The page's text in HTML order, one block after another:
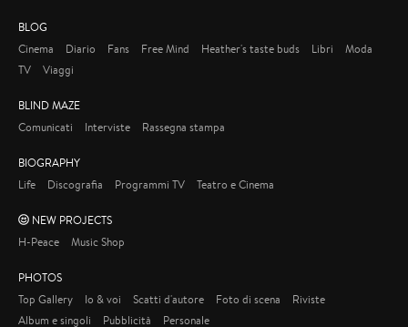
BLOG
Cinema
Diario Fans Free Mind Heather's taste buds Libri
Moda
TV
Viaggi
BLIND MAZE
Comunicati
Interviste Rassegna stampa
BIOGRAPHY
Life
Discografia Programmi TV Teatro e Cinema
NEW PROJECTS
H-Peace
Music Shop
PHOTOS
Top Gallery
Io & voi Scatti d'autore Foto di scena
Riviste
Album e singoli
Pubblicità Personale